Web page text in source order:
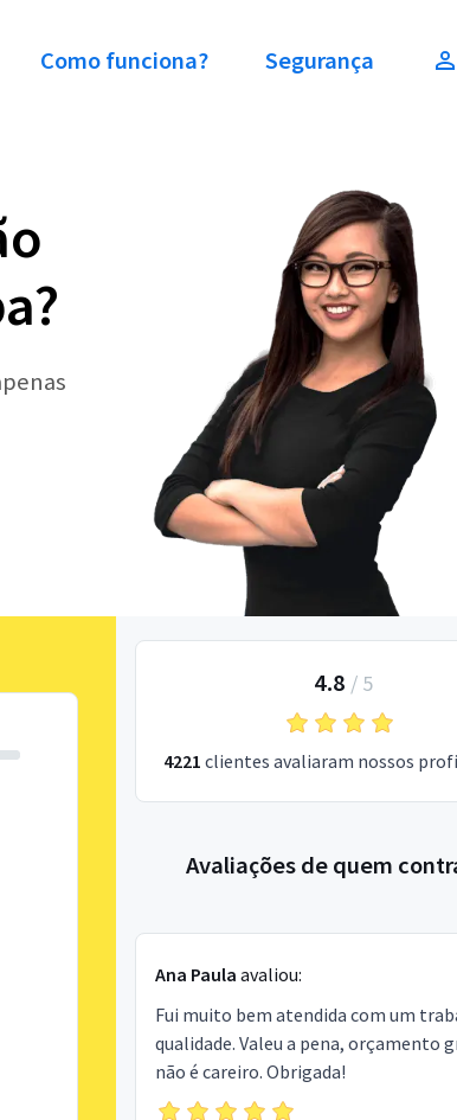
Como funciona? Segurança
4.8 / 5
4221 clientes avaliaram nossos
Avaliações de quem
Ana Paula avaliou:
Fui muito bem atendida com um
qualidade. Valeu a pena, orçamento
não é careiro. Obrigada!